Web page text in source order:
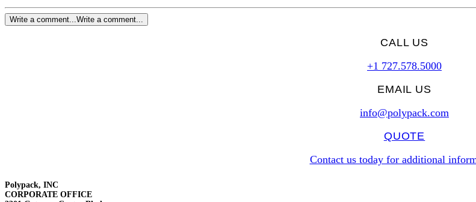
Write a comment...Write a comment...
CALL US
+1 727.578.5000
EMAIL US
info@polypack.com
QUOTE
Contact us today for additional
Polypack, INC
CORPORATE OFFICE